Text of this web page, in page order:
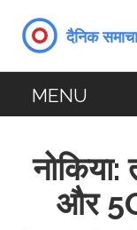
नोकिया:
और